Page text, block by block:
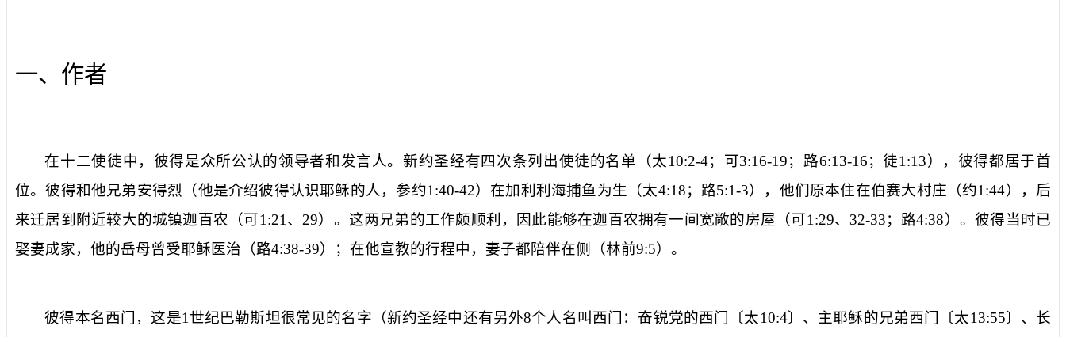
一、作者
在十二使徒中，彼得是众所公认的领导者和发言人。新约圣经有四次条列出使徒的名单（太10:2-4；可3:16-19；路6:13-16；徒1:13），彼得都居于首
位。彼得和他兄弟安得烈（他是介绍彼得认识耶稣的人，参约1:40-42）在加利利海捕鱼为生（太4:18；路5:1-3），他们原本住在伯赛大村庄（约1:44），后
来迁居到附近较大的城镇迦百农（可1:21 、 29）。这两兄弟的工作颇顺利，因此能够在迦百农拥有一间宽敞的房屋（可1:29、 32-33；路4:38）。彼得当时已
娶妻成家，他的岳母曾受耶稣医治（路4:38-39）；在他宣教的行程中，妻子都陪伴在侧（林前9:5）。
彼得本名西门，这是1 世纪巴勒斯坦很常见的名字（新约圣经中还有另外8个人名叫西门：奋锐党的西门〔太10:4〕、主耶稣的兄弟西门〔太13:55〕、长